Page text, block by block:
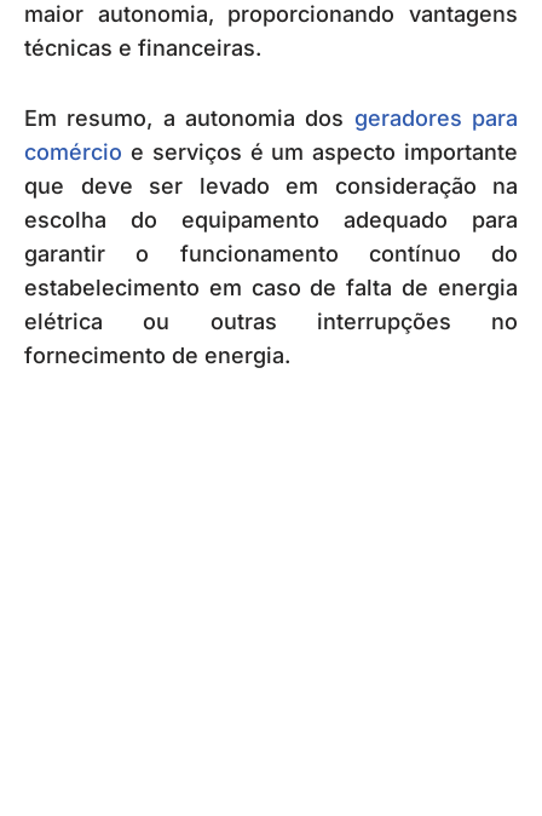
maior autonomia, proporcionando vantagens
técnicas e financeiras.
Em resumo, a autonomia dos geradores para
comércio e serviços é um aspecto importante
que deve ser levado em consideração na
escolha do equipamento adequado para
garantir o funcionamento contínuo do
estabelecimento em caso de falta de energia
elétrica ou outras interrupções no
fornecimento de energia.